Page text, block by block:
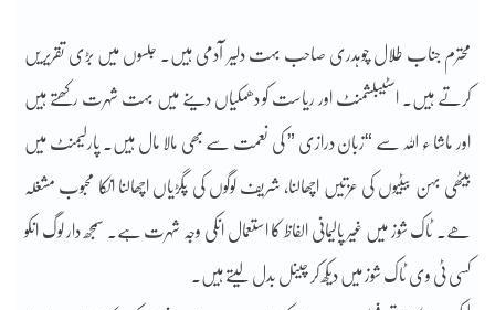
محترم جناب طلال چوہدری صاحب بہت دلیر آدمی ہیں۔ جلسوں میں بڑی تقریریں
کرتے ہیں۔ اسٹیبلشمنٹ اور ریاست کو دھمکیاں دینے میں بہت شہرت رکھتے ہیں
اور ماشا ء اللہ سے “زبان درازی ” کی نعمت سے بھی مالا مال ہیں۔ پارلیمنٹ میں
بیٹھی بہن بیٹیوں کی عزتیں اچھالنا, شریف لوگوں کی پگڑیاں اچھالنا انکا محبوب مشغلہ
ھے۔ ٹاک شوز میں غیر پالیمانی الفاظ کا استعمال انکی وجہ شہرت ہے۔ سمجھ دار لوگ انکو
کسی ٹی وی ٹاک شوز میں دیکھ کر چینل بدل لیتے ہیں۔